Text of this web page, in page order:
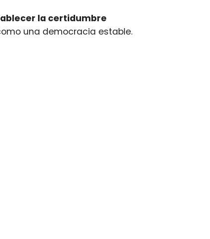
la certidumbre
una democracia estable.